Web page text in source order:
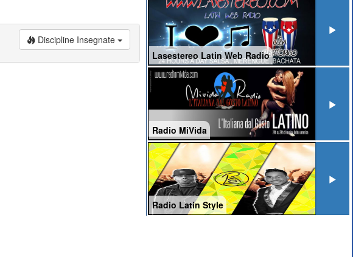
Discipline Insegnate
Lasestereo Latin Web Radio
Radio MiVida
Radio Latin Style